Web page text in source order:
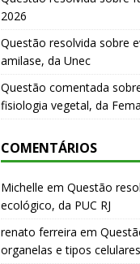
2026
Questão resolvida sobre
amilase, da Unec
Questão comentada
fisiologia vegetal, da Fema
COMENTÁRIOS
Michelle em Questão
ecológico, da PUC RJ
renato ferreira em
organelas e tipos